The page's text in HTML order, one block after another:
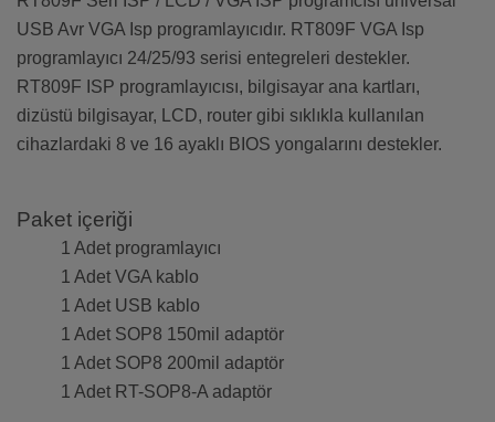
USB Avr VGA Isp programlayıcıdır. RT809F VGA Isp
programlayıcı 24/25/93 serisi entegreleri destekler.
RT809F ISP programlayıcısı, bilgisayar ana kartları,
dizüstü bilgisayar, LCD, router gibi sıklıkla kullanılan
cihazlardaki 8 ve 16 ayaklı BIOS yongalarını destekler.
Paket içeriği
1 Adet programlayıcı
1 Adet VGA kablo
1 Adet USB kablo
1 Adet SOP8 150mil adaptör
1 Adet SOP8 200mil adaptör
1 Adet RT-SOP8-A adaptör